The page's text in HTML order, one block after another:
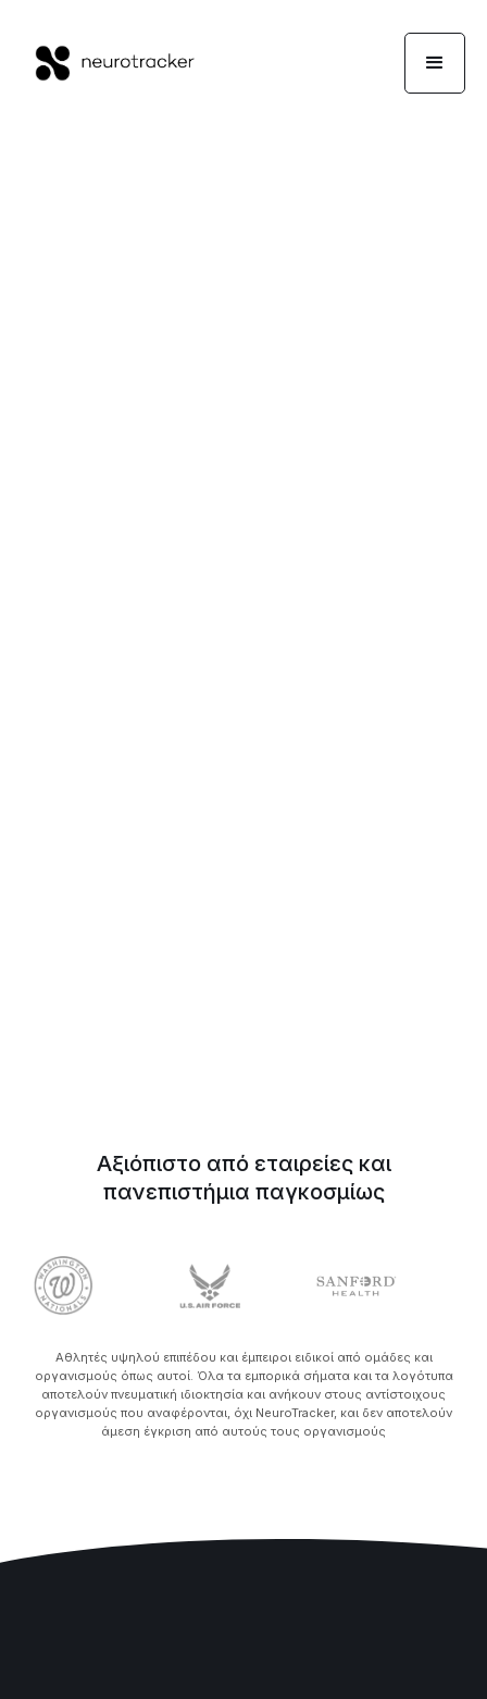
Αξιόπιστο από εταιρείες και
πανεπιστήμια παγκοσμίως
Αθλητές υψηλού επιπέδου και έμπειροι ειδικοί από ομάδες και
οργανισμούς όπως αυτοί. Όλα τα εμπορικά σήματα και τα λογότυπα
αποτελούν πνευματική ιδιοκτησία και ανήκουν στους αντίστοιχους
οργανισμούς που αναφέρονται, όχι NeuroTracker, και δεν αποτελούν
άμεση έγκριση από αυτούς τους οργανισμούς